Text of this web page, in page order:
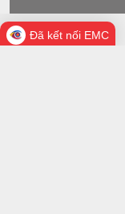
Đã kết nối EMC